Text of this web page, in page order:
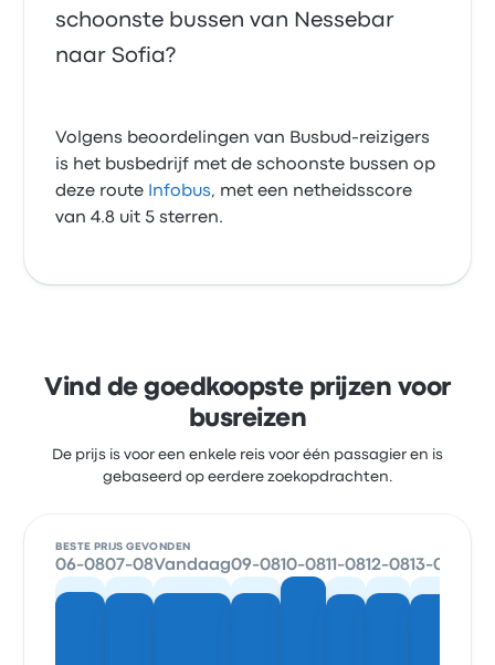
schoonste bussen van Nessebar
naar Sofia?
Volgens beoordelingen van Busbud-reizigers
is het busbedrijf met de schoonste bussen op
deze route
Infobus, met een netheidsscore
van 4.8 uit 5 sterren.
Vind de goedkoopste prijzen voor
busreizen
De prijs is voor een enkele reis voor één passagier en is
gebaseerd op eerdere zoekopdrachten.
BESTE PRIJS GEVONDEN
06-0807-08Vandaag09-0810-0811-0812-0813-08